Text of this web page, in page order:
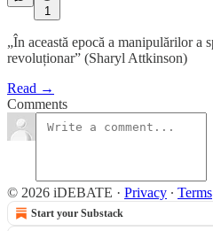
1
„În această epocă a manipulărilor a
revoluționar” (Sharyl Attkinson)
Read →
Comments
© 2026 iDEBATE · Privacy ∙ Terms
Start your Substack